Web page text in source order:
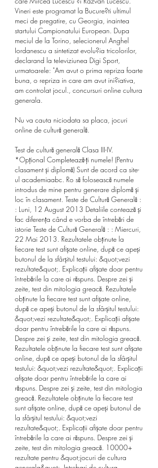
Vineri este programat la Bucure?ti ultimul
meci de pregatire, cu Georgia, inaintea
startului Campionatului European. Dupa
meciul de la Torino, selecionerul Anghel
Iordanescu a sintetizat evolu?ia tricolorilor,
declarand la televiziunea Digi Sport,
urmatoarele: "Am avut o prima repriza foarte
buna, o repriza in care am avut ini?iativa,
am controlat jocul., concursuri online cultura
generala.
Nu va cauta niciodata sa placa, jocuri
online de cultură generală.
Test de cultură generală Clasa III-IV.
*Opțional Completează-ți numele! (Pentru
clasament și diplomă) Sunt de acord ca site-
ul academiaabc. Ro să folosească numele
introdus de mine pentru generare diplomă și
loc în clasament. Teste de Cultură Generală :
: Luni, 12 August 2013 Detaliile contează și
fac diferența când e vorba de întrebări de
istorie Teste de Cultură Generală : : Miercuri,
22 Mai 2013. Rezultatele obținute la
fiecare test sunt afișate online, după ce apeși
butonul de la sfârșitul testului: &quot;vezi
rezultate&quot;. Explicații afișate doar pentru
întrebările la care ai răspuns. Despre zei și
zeite, test din mitologia greacă. Rezultatele
obținute la fiecare test sunt afișate online,
după ce apeși butonul de la sfârșitul testului:
&quot;vezi rezultate&quot;. Explicații afișate
doar pentru întrebările la care ai răspuns.
Despre zei și zeite, test din mitologia greacă.
Rezultatele obținute la fiecare test sunt afișate
online, după ce apeși butonul de la sfârșitul
testului: &quot;vezi rezultate&quot;. Explicații
afișate doar pentru întrebările la care ai
răspuns. Despre zei și zeite, test din mitologia
greacă. Rezultatele obținute la fiecare test
sunt afișate online, după ce apeși butonul de
la sfârșitul testului: &quot;vezi
rezultate&quot;. Explicații afișate doar pentru
întrebările la care ai răspuns. Despre zei și
zeite, test din mitologia greacă. 10000+
rezultate pentru &quot;jocuri de cultura